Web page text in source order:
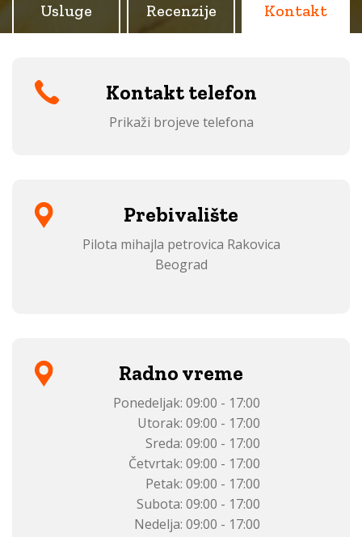
Usluge Recenzije Kontakt
Kontakt telefon
Prikaži brojeve telefona
Prebivalište
Pilota mihajla petrovica Rakovica
Beograd
Radno vreme
Ponedeljak: 09:00 - 17:00
Utorak: 09:00 - 17:00
Sreda: 09:00 - 17:00
Četvrtak: 09:00 - 17:00
Petak: 09:00 - 17:00
Subota: 09:00 - 17:00
Nedelja: 09:00 - 17:00